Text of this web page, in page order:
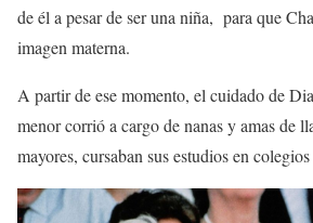
de él a pesar de ser una niña, para que
imagen materna.
A partir de ese momento, el cuidado de
menor corrió a cargo de nanas y amas de
mayores, cursaban sus estudios en